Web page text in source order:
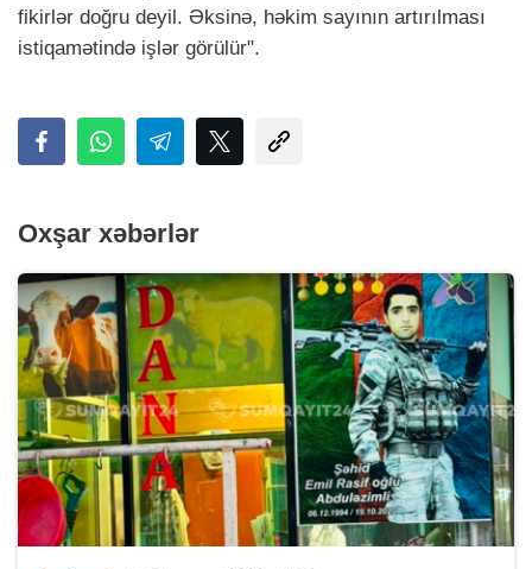
fikirlər doğru deyil. Əksinə, həkim sayının artırılması
istiqamətində işlər görülür".
Oxşar xəbərlər